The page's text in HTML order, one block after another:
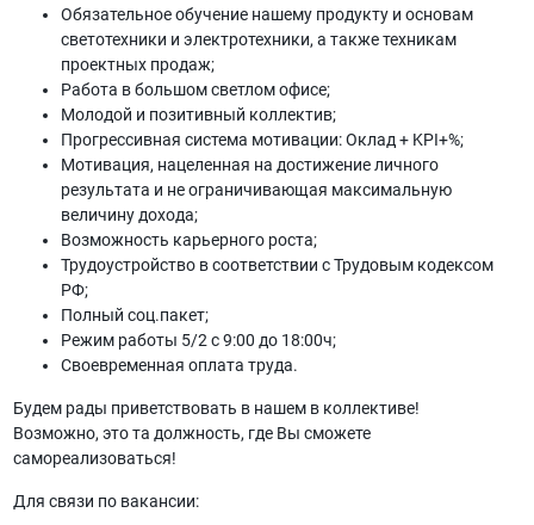
Обязательное обучение нашему продукту и основам
светотехники и электротехники, а также техникам
проектных продаж;
Работа в большом светлом офисе;
Молодой и позитивный коллектив;
Прогрессивная система мотивации: Оклад + KPI+%;
Мотивация, нацеленная на достижение личного
результата и не ограничивающая максимальную
величину дохода;
Возможность карьерного роста;
Трудоустройство в соответствии с Трудовым кодексом
РФ;
Полный соц.пакет;
Режим работы 5/2 с 9:00 до 18:00ч;
Своевременная оплата труда.
Будем рады приветствовать в нашем в коллективе!
Возможно, это та должность, где Вы сможете
самореализоваться!
Для связи по вакансии: